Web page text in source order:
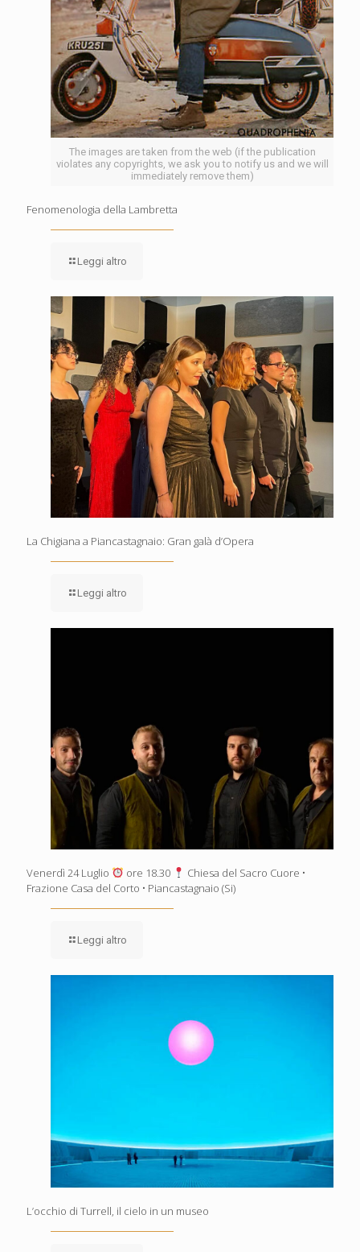
The images are taken from the web (if the publication
violates any copyrights, we ask you to notify us and we will
immediately remove them)
Fenomenologia della Lambretta
Leggi altro
La Chigiana a Piancastagnaio: Gran galà d’Opera
Leggi altro
Venerdì 24 Luglio ore 18.30
Chiesa del Sacro Cuore •
Frazione Casa del Corto • Piancastagnaio (Si)
Leggi altro
L’occhio di Turrell, il cielo in un museo